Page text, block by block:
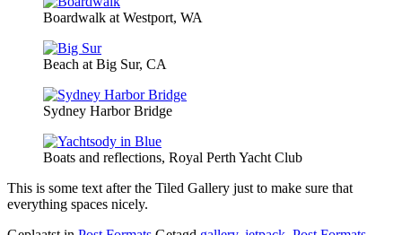
Boardwalk at Westport, WA
Beach at Big Sur, CA
Sydney Harbor Bridge
Boats and reflections, Royal Perth Yacht Club
This is some text after the Tiled Gallery just to make sure that
everything spaces nicely.